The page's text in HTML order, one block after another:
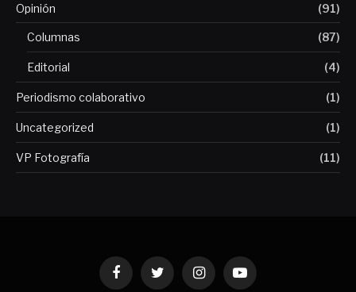
Opinión (91)
Columnas (87)
Editorial (4)
Periodismo colaborativo (1)
Uncategorized (1)
VP Fotografía (11)
FacebookTwitter InstagramYouTube